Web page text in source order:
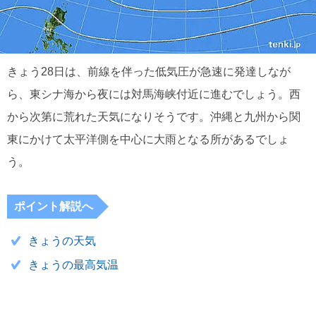
きょう28日は、前線を伴った低気圧が急速に発達しなが
ら、東シナ海から夜には対馬海峡付近に進むでしょう。西
から次第に荒れた天気になりそうです。沖縄と九州から関
東にかけて太平洋側を中心に大雨となる所があるでしょ
う。
ポイント解説へ
きょうの天気
きょうの最高気温